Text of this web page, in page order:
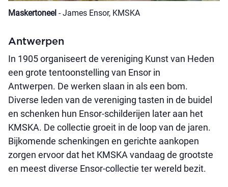
Maskertoneel - James Ensor, KMSKA
Antwerpen
In 1905 organiseert de vereniging Kunst van Heden
een grote tentoonstelling van Ensor in
Antwerpen. De werken slaan in als een bom.
Diverse leden van de vereniging tasten in de buidel
en schenken hun Ensor-schilderijen later aan het
KMSKA. De collectie groeit in de loop van de jaren.
Bijkomende schenkingen en gerichte aankopen
zorgen ervoor dat het KMSKA vandaag de grootste
en meest diverse Ensor-collectie ter wereld bezit.